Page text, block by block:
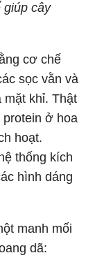
giúp cây
cơ chế
sọc vằn và
mặt khỉ. Thật
protein ở hoa
hoạt.
thống kích
hình dáng
manh mối
dã: